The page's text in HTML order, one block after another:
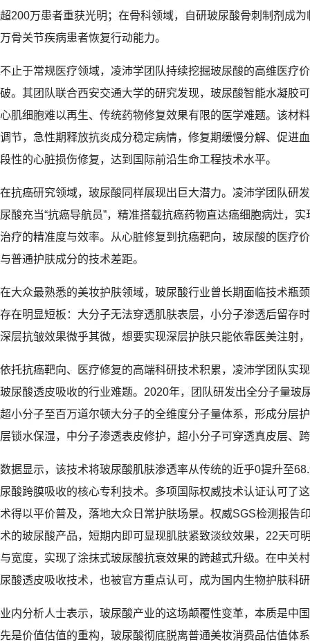
超200万患者重获光明；在骨科领域，自研玻尿酸骨刺制剂成
万骨关节疾病患者恢复行动能力。
不止于常规医疗领域，凌沛学团队持续挖掘玻尿酸的高维医疗
破。其团队联合西安交通大学的研究发现，玻尿酸智能水凝胶
心肌细胞难以再生、传统药物修复效果有限的医学难题。该材
调节，急性期释放抗炎成分稳定病情，修复期缓慢分解、促进
段性的心脏损伤修复，达到国际前沿生命工程技术水平。
在抗癌研究领域，玻尿酸同样展现出巨大潜力。凌沛学团队研
尿酸充当“抗癌导航员”，精准搭载抗癌药物直达癌细胞病灶，
治疗的精准度与效率。从心脏修复到抗癌靶向，玻尿酸的医疗
与普通护肤成分的技术差距。
在大众最熟悉的美妆护肤领域，玻尿酸行业曾长期面临技术瓶
存在明显短板：大分子无法穿透肌肤表层，小分子渗透后留存
深层抗皱效果微乎其微，想要实现深层护肤只能依靠医美注射
依托抗癌靶向、医疗修复的高端科研技术积累，凌沛学团队实
玻尿酸透皮吸收的行业难题。2020年，团队研发出全分子量玻
超小分子至百万道尔顿大分子的全维度分子量体系，形成分层
层锁水保湿，中分子渗透表皮修护，超小分子可穿透真皮层、
数据显示，该技术将玻尿酸肌肤渗透率从传统的近乎0提升至
尿酸跨膜吸收的核心专利技术。多项国际权威技术认证认可了
术得以平价普及，落地大众日常护肤场景。权威SGS检测报告
术的玻尿酸产品，短期内即可显现肌肤紧致淡纹效果，22天可
与宽度，实现了涂抹式玻尿酸抗衰效果的跨越式升级。在中关
尿酸透皮吸收技术，也被官方重点认可，成为国内生物护肤科
业内分析人士表示，玻尿酸产业的这场颠覆性变革，本质是中
先是价值估值的重构，玻尿酸彻底脱离普通美妆消费品估值体